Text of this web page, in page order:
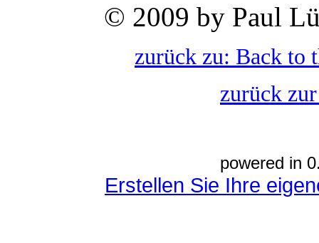
© 2009 by Paul
zurück zu: Back to
zurück
powered in
Erstellen Sie Ihre